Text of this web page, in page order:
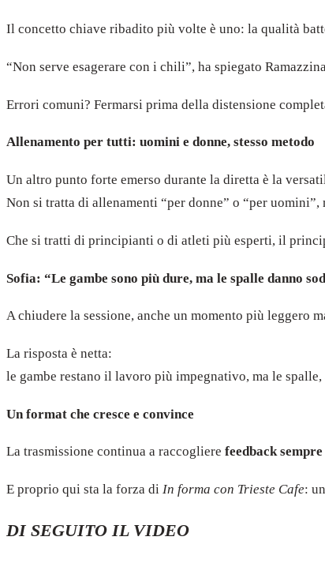
Il concetto chiave ribadito più volte è uno: la qualità
“Non serve esagerare con i chili”, ha spiegato
Errori comuni? Fermarsi prima della distensione
Allenamento per tutti: uomini e donne, stesso metodo
Un altro punto forte emerso durante la diretta è la
Non si tratta di allenamenti “per donne” o “per uomini”,
Che si tratti di principianti o di atleti più esperti, il
Sofia: “Le gambe sono più dure, ma le spalle danno
A chiudere la sessione, anche un momento più leggero
La risposta è netta:
le gambe restano il lavoro più impegnativo, ma le
Un format che cresce e convince
La trasmissione continua a raccogliere feedback
E proprio qui sta la forza di In forma con Trieste Cafe:
DI SEGUITO IL VIDEO